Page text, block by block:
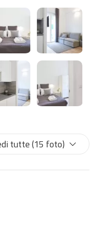
una fuga tra amici
Urban Chic A vi
tutte (15 foto)